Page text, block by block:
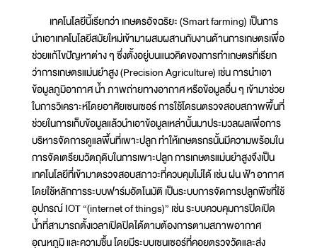
เทคโนโลยีนี้เรียกว่า เกษตรอัจฉริยะ (Smart farming) เป็นการ
นำเอาเทคโนโลยีสมัยใหม่เข้ามาผสมผสานกับงานด้านการเกษตรเพื่อ
ช่วยแก้ไขปัญหาต่าง ๆ ซึ่งตั้งอยู่บนแนวคิดของการทำเกษตรที่เรียก
ว่าการเกษตรแม่นยำสูง (Precision Agriculture) เช่น การนำเอา
ข้อมูลภูมิอากาศ น้ำ ภาพถ่ายทางอากาศ หรือข้อมูลอื่น ๆ เข้ามาช่วย
ในการวิเคราะห์โดยอาศัยเซนเซอร์ การใช้โดรนตรวจสอบสภาพพื้นที่
ช่วยในการเก็บข้อมูลแล้วนำเอาข้อมูลเหล่านั้นมาประมวลผลเพื่อการ
บริหารจัดการดูแลพื้นที่เพาะปลูก ทำให้เกษตรกรนั้นมีความพร้อมใน
การจัดเตรียมวัตถุดิบในการเพาะปลูก การเกษตรแม่นยำสูงจึงเป็น
เทคโนโลยีที่เข้ามาตรวจสอบสภาวะที่ควบคุมไม่ได้ เช่น ฝน ฟ้า อากาศ
โดยใช้หลักการระบบฟาร์มอัตโนมัติ เป็นระบบการจัดการปลูกพืชที่ใช้
อุปกรณ์ IOT “(internet of things)” เช่น ระบบควบคุมการปิดเปิด
น้ำที่สามารถตั้งเวลาเปิดปิดได้ตามต้องการตามสภาพอากาศ
อุณหภูมิ และความชื้น โดยมีระบบเซนเซอร์ที่คอยตรวจวัดและส่ง